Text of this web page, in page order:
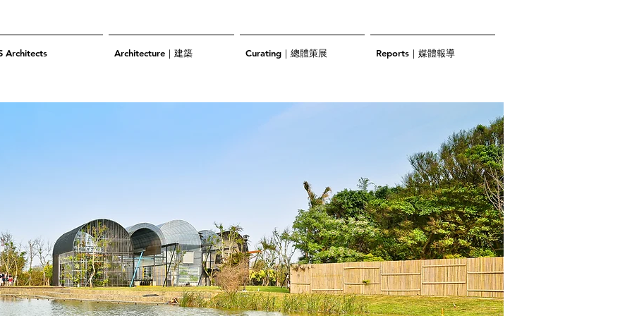
Architects Architecture｜建築 Curating｜總體策展 Reports｜媒體報導